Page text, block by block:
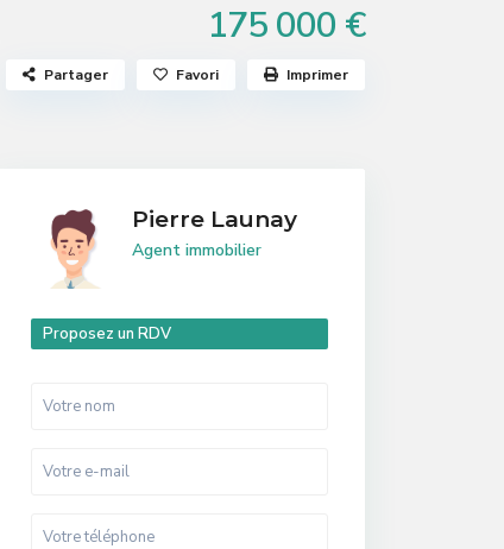
175 000 €
Partager Favori Imprimer
Pierre Launay
Agent immobilier
Proposez un RDV